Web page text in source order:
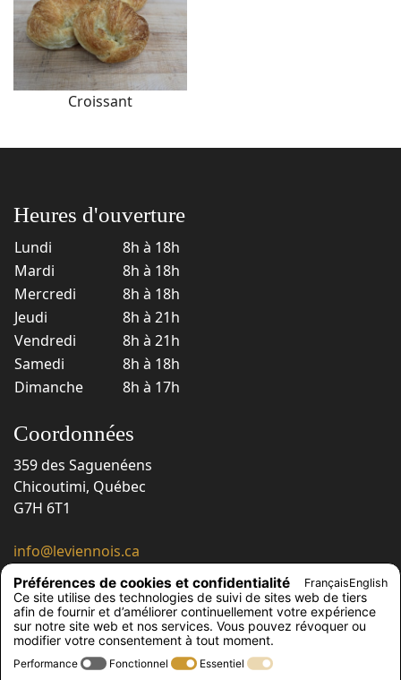
Croissant
Heures d'ouverture
Lundi
8h à 18h
Mardi
8h à 18h
Mercredi
8h à 18h
Jeudi
8h à 21h
Vendredi
8h à 21h
Samedi
8h à 18h
Dimanche
8h à 17h
Coordonnées
359 des Saguenéens
Chicoutimi, Québec
G7H 6T1
info@leviennois.ca
418 543-6663
418 543-6230
Suivez-nous !
Préférences de cookies et confidentialité FrançaisEnglish
Ce site utilise des technologies de suivi de sites web de tiers
afin de fournir et d’améliorer continuellement votre expérience
sur notre site web et nos services. Vous pouvez révoquer ou
modifier votre consentement à tout moment.
Performance Fonctionnel Essentiel